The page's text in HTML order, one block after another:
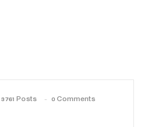
3761 Posts 0 Comments